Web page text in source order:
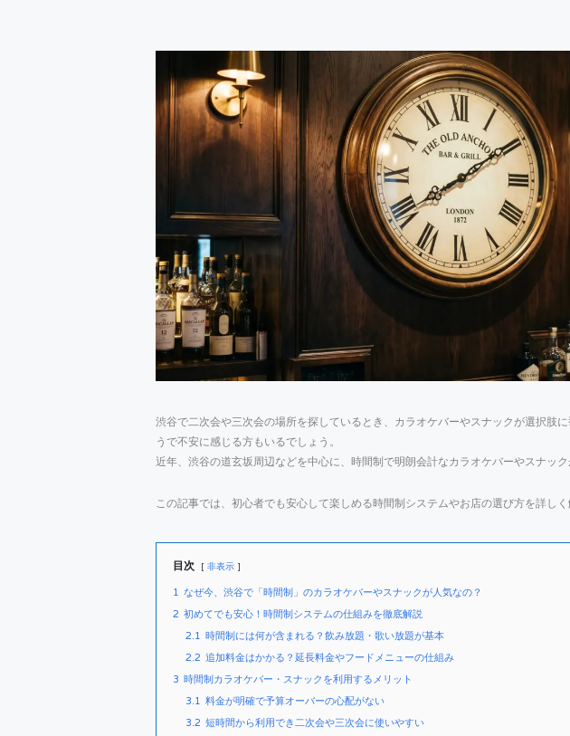
渋谷で二次会や三次会の場所を探しているとき、カラオケバーやスナックが選択肢
うで不安に感じる方もいるでしょう。
近年、渋谷の道玄坂周辺などを中心に、時間制で明朗会計なカラオケバーやスナック
この記事では、初心者でも安心して楽しめる時間制システムやお店の選び方を詳しく
目次 非表示
1 なぜ今、渋谷で「時間制」のカラオケバーやスナックが人気なの？
2 初めてでも安心！時間制システムの仕組みを徹底解説
2.1 時間制には何が含まれる？飲み放題・歌い放題が基本
2.2 追加料金はかかる？延長料金やフードメニューの仕組み
3 時間制カラオケバー・スナックを利用するメリット
3.1 料金が明確で予算オーバーの心配がない
3.2 短時間から利用でき二次会や三次会に使いやすい